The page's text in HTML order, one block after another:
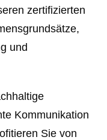
zertifizierten
und
Kommunikation
Sie von